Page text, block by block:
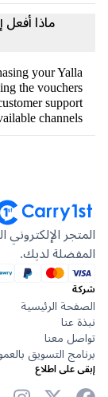
ماذا أفعل إذا
purchasing your
the
our customer
available
الإلكتروني
لديك.
الرئيسية
معنا
التسويق بالعمولة
اطلاع